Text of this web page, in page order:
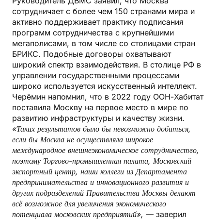
сотрудничает с более чем 150 странами мира и
активно поддерживает практику подписания
программ сотрудничества с крупнейшими
мегаполисами, в том числе со столицами стран
БРИКС. Подобные договоры охватывают
широкий спектр взаимодействия. В столице РФ в
управлении государственными процессами
широко используется искусственный интеллект.
Черёмин напомнил, что в 2022 году ООН-Хабитат
поставила Москву на первое место в мире по
развитию инфраструктуры и качеству жизни.
«Таких результатов было бы невозможно добиться,
если бы Москва не осуществляла широкое
международное внешнеэкономическое сотрудничество,
поэтому Торгово-промышленная палата, Московский
экспортный центр, наши коллеги из Департамента
предпринимательства и инновационного развития и
других подразделений Правительства Москвы делают
всё возможное для увеличения экономического
потенциала московских предприятий», — заверил